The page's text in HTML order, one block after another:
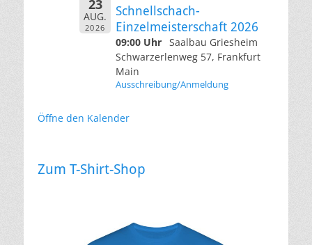
23
AUG.
2026
Schnellschach-
Einzelmeisterschaft 2026
09:00 Uhr Saalbau Griesheim
Schwarzerlenweg 57, Frankfurt
Main
Ausschreibung/Anmeldung
Öffne den Kalender
Zum T-Shirt-Shop